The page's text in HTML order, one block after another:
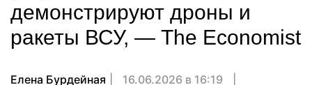
демонстрируют дроны и
ракеты ВСУ, — The Economist
Елена Бурдейная
16.06.2026 в 16:19